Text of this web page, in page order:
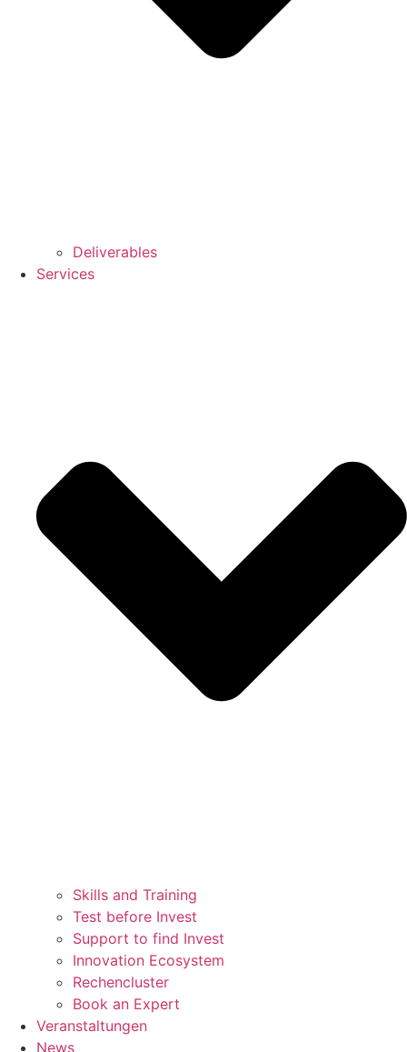
Deliverables
Services
Skills and Training
Test before Invest
Support to find Invest
Innovation Ecosystem
Rechencluster​
Book an Expert
Veranstaltungen
News